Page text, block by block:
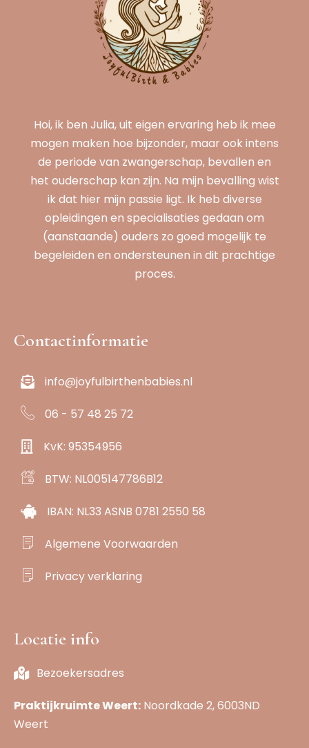
Hoi, ik ben Julia, uit eigen ervaring heb ik mee
mogen maken hoe bijzonder, maar ook intens
de periode van zwangerschap, bevallen en
het ouderschap kan zijn. Na mijn bevalling wist
ik dat hier mijn passie ligt. Ik heb diverse
opleidingen en specialisaties gedaan om
(aanstaande) ouders zo goed mogelijk te
begeleiden en ondersteunen in dit prachtige
proces.
Contactinformatie
info@joyfulbirthenbabies.nl
06 - 57 48 25 72
KvK: 95354956
BTW: NL005147786B12
IBAN: NL33 ASNB 0781 2550 58
Algemene Voorwaarden
Privacy verklaring
Locatie info
Bezoekersadres
Praktijkruimte Weert: Noordkade 2, 6003ND
Weert